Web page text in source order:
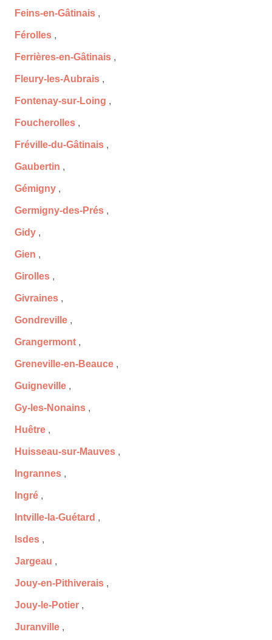
Feins-en-Gâtinais ,
Férolles ,
Ferrières-en-Gâtinais ,
Fleury-les-Aubrais ,
Fontenay-sur-Loing ,
Foucherolles ,
Fréville-du-Gâtinais ,
Gaubertin ,
Gémigny ,
Germigny-des-Prés ,
Gidy ,
Gien ,
Girolles ,
Givraines ,
Gondreville ,
Grangermont ,
Greneville-en-Beauce ,
Guigneville ,
Gy-les-Nonains ,
Huêtre ,
Huisseau-sur-Mauves ,
Ingrannes ,
Ingré ,
Intville-la-Guétard ,
Isdes ,
Jargeau ,
Jouy-en-Pithiverais ,
Jouy-le-Potier ,
Juranville ,